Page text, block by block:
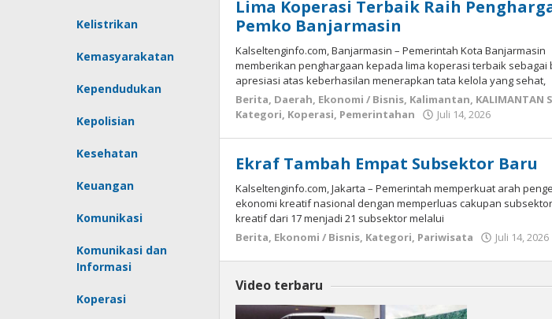
Kelistrikan
Kemasyarakatan
Kependudukan
Kepolisian
Kesehatan
Keuangan
Komunikasi
Komunikasi dan
Informasi
Koperasi
Lima Koperasi Terbaik Raih
Pemko Banjarmasin
Kalseltenginfo.com, Banjarmasin – Pemerintah Kota Banjarmasin
memberikan penghargaan kepada lima koperasi terbaik sebagai
apresiasi atas keberhasilan menerapkan tata kelola yang sehat,
Berita, Daerah, Ekonomi / Bisnis, Kalimantan, KALIMANTAN
Kategori, Koperasi, Pemerintahan Juli 14, 2026
Ekraf Tambah Empat Subsektor Baru
Kalseltenginfo.com, Jakarta – Pemerintah memperkuat arah
ekonomi kreatif nasional dengan memperluas cakupan
kreatif dari 17 menjadi 21 subsektor melalui
Berita, Ekonomi / Bisnis, Kategori, Pariwisata Juli 14, 2026
Video terbaru